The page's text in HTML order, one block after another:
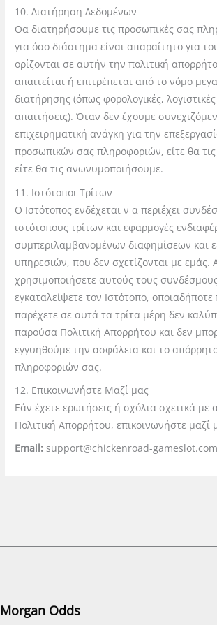
10. Διατήρηση Δεδομένων
Θα διατηρήσουμε τις προσωπικές σας
για όσο διάστημα είναι απαραίτητο για
ορίζονται σε αυτήν την πολιτική
απαιτείται ή επιτρέπεται από το νόμο
διατήρησης (όπως φορολογικές,
απαιτήσεις). Όταν δεν έχουμε συνεχιζόμ
επιχειρηματική ανάγκη για την
προσωπικών σας πληροφοριών, είτε θα
είτε θα τις ανωνυμοποιήσουμε.
11. Ιστότοποι Τρίτων
Ο Ιστότοπος ενδέχεται ν α περιέχει
ιστότοπους τρίτων και εφαρμογές
συμπεριλαμβανομένων διαφημίσεων και
υπηρεσιών, που δεν σχετίζονται με εμάς.
χρησιμοποιήσετε αυτούς τους
εγκαταλείψετε τον Ιστότοπο,
παρέχετε σε αυτά τα τρίτα μέρη δεν
παρούσα Πολιτική Απορρήτου και δεν
εγγυηθούμε την ασφάλεια και το
πληροφοριών σας.
12. Επικοινωνήστε Μαζί μας
Εάν έχετε ερωτήσεις ή σχόλια σχετικά με
Πολιτική Απορρήτου, επικοινωνήστε μαζί
Email: support@chickenroad-gameslot.com
Morgan Odds